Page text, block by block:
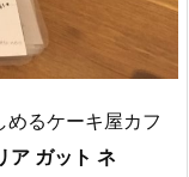
るケーキ屋カフ
ガット ネ